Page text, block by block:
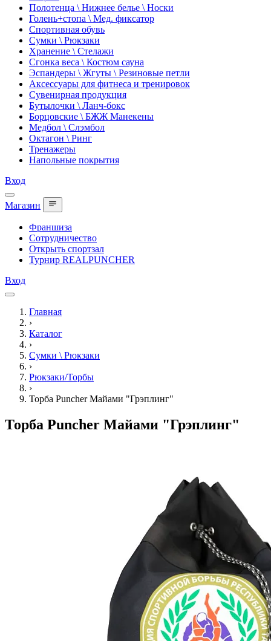
Полотенца \ Нижнее белье \ Носки
Голень+стопа \ Мед. фиксатор
Спортивная обувь
Сумки \ Рюкзаки
Хранение \ Стелажи
Сгонка веса \ Костюм сауна
Эспандеры \ Жгуты \ Резиновые петли
Аксессуары для фитнеса и тренировок
Сувенирная продукция
Бутылочки \ Ланч-бокс
Борцовские \ БЖЖ Манекены
Медбол \ Слэмбол
Октагон \ Ринг
Тренажеры
Напольные покрытия
Вход
Магазин
Франшиза
Сотрудничество
Открыть спортзал
Турнир REALPUNCHER
Вход
Главная
›
Каталог
›
Сумки \ Рюкзаки
›
Рюкзаки/Торбы
›
Торба Puncher Майами "Грэплинг"
Торба Puncher Майами "Грэплинг"